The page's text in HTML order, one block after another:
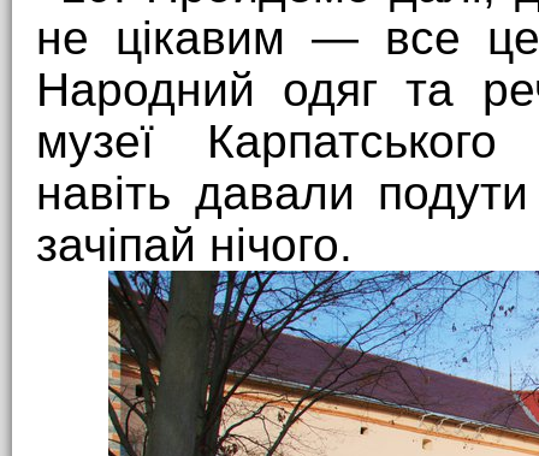
не цікавим — все
Народний одяг та
музеї Карпатського
навіть давали
зачіпай нічого.